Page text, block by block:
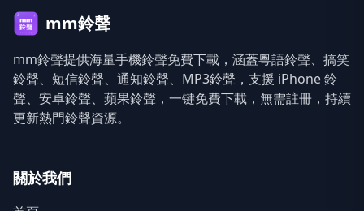
mm鈴聲
mm鈴聲提供海量手機鈴聲免費下載，涵蓋粵語鈴聲、搞笑
鈴聲、短信鈴聲、通知鈴聲、MP3鈴聲，支援 iPhone 鈴
聲、安卓鈴聲、蘋果鈴聲，一键免費下載，無需註冊，持續
更新熱門鈴聲資源。
關於我們